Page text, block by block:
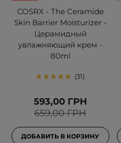
COSRX - The Ceramide
Skin Barrier Moisturizer -
Церамидный
увлажняющий крем -
80ml
31
659,00 ГРН
593,00 ГРН
ДОБАВИТЬ В КОРЗИНУ